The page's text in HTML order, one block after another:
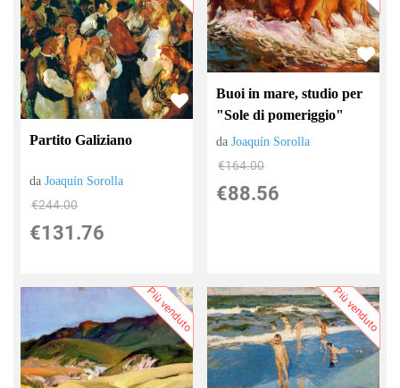
Partito Galiziano
daJoaquín Sorolla
€244.00
€131.76
Buoi in mare, studio per
"Sole di pomeriggio"
daJoaquín Sorolla
€164.00
€88.56
Più venduto Più venduto